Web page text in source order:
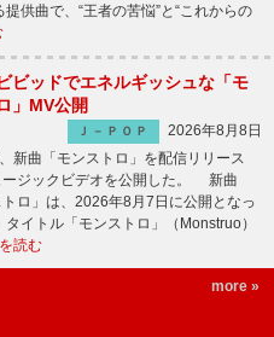
供曲で、“王者の苦悩”と“これからの
ビッドでエネルギッシュな「モ
」MV公開
Ｊ－ＰＯＰ
2026年8月8日
新曲「モンストロ」を配信リリース
ージックビデオを公開した。 新曲
トロ」は、2026年8月7日に公開となっ
イトル「モンストロ」（Monstruo）
読む
more »